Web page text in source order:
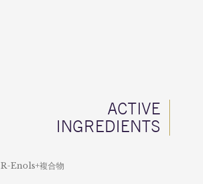
ACTIVE
INGREDIENTS
R-Enols+複合物